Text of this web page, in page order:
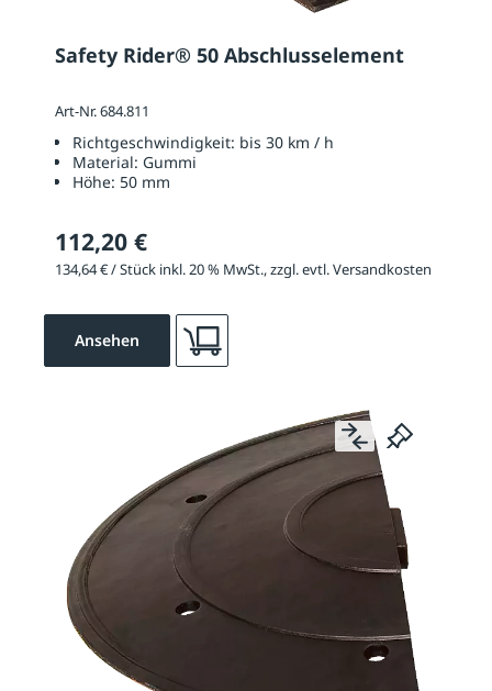
Safety Rider® 50 Abschlusselement
Art-Nr. 684.811
Richtgeschwindigkeit: bis 30 km / h
Material: Gummi
Höhe: 50 mm
112,20 €
134,64 € / Stück inkl. 20 % MwSt., zzgl. evtl. Versandkosten
Ansehen